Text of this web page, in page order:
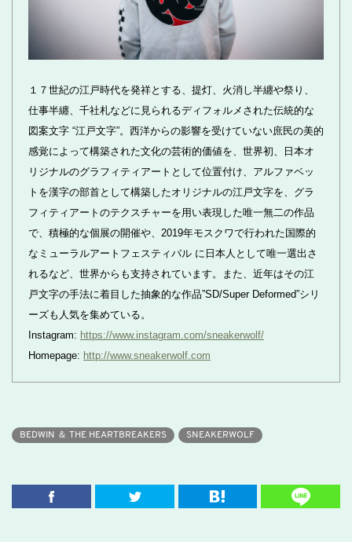
１７世紀の江戸時代を発祥とする、提灯、火消し半纏や祭り、
仕事半纏、千社札などに見られるディフォルメされた伝統的な
図案文字 “江戸文字”。西洋からの影響を受けていない庶民の美的
感覚によって構築された文化の芸術的価値を、世界初、日本オ
リジナルのグラフィティアートとして位置付け、アルファベッ
トを漢字の部首として構築したオリジナルの江戸文字を、グラ
フィティアートのテクスチャーを用い表現した唯一無二の作品
で、積極的な個展の開催や、2019年モスクワで行われた国際的
なミューラルアートフェスティバル に日本人として唯一選出さ
れるなど、世界からも支持されています。また、近年はその江
戸文字の手法に着目した抽象的な作品”SD/Super Deformed”シリ
ーズも人気を集めている。
Instagram: https://www.instagram.com/sneakerwolf/
Homepage: http://www.sneakerwolf.com
BEDWIN ＆ THE HEARTBREAKERS SNEAKERWOLF